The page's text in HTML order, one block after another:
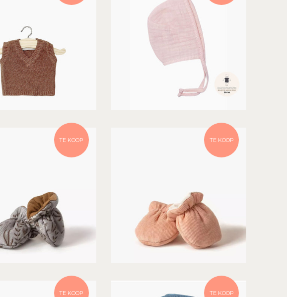
TE KOOP TE KOOP
TE KOOP TE KOOP